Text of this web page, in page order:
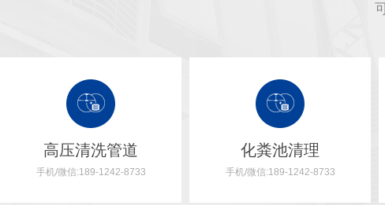
高压清洗管道
手机/微信:189-1242-8733
化粪池清理
手机/微信:189-1242-8733